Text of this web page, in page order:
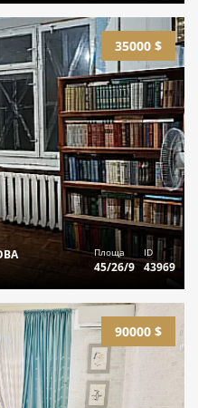
35000 $
Площа
45/26/9
ID
43969
90000 $